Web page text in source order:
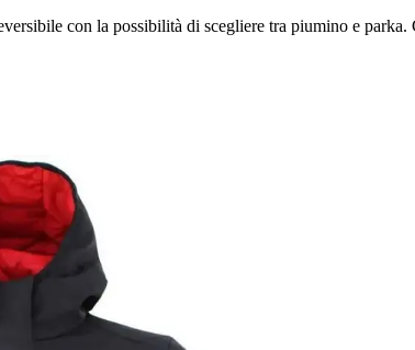
con la possibilità di scegliere tra piumino e